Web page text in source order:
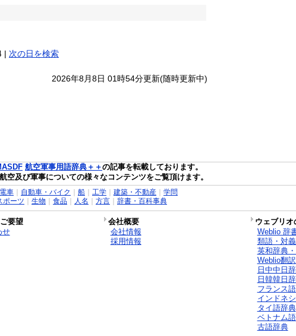
| 次の日を検索
2026年8月8日 01時54分更新(随時更新中)
航空軍事用語辞典＋＋の記事を転載しております。
空及び軍事についての様々なコンテンツをご覧頂けます。
電車｜ 自動車・バイク 船｜ 工学｜ 建築・不動産｜ 学問
ポーツ 生物 食品｜ 人名 方言｜ 辞書・百科事典
要望 会社概要
ウェブリオ
せ
会社情報
採用情報
Weblio 辞
類語・対
英和辞典
Weblio翻訳
日中中日
日韓韓日
フランス
インドネ
タイ語辞典
ベトナム
古語辞典